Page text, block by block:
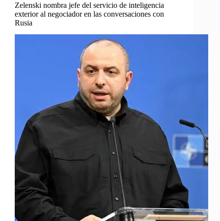
Zelenski nombra jefe del servicio de inteligencia
exterior al negociador en las conversaciones con
Rusia